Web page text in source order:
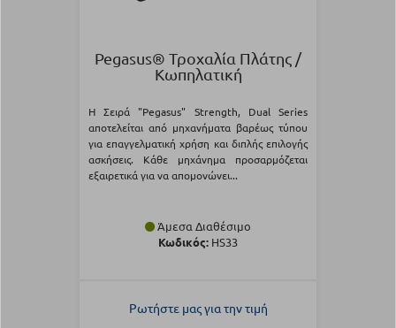
Pegasus® Τροχαλία Πλάτης /
Κωπηλατική
Η Σειρά "Pegasus" Strength, Dual Series
αποτελείται από μηχανήματα βαρέως τύπου
για επαγγελματική χρήση και διπλής επιλογής
ασκήσεις. Κάθε μηχάνημα προσαρμόζεται
εξαιρετικά για να απομονώνει...
Άμεσα Διαθέσιμο
Κωδικός: HS33
Ρωτήστε μας για την τιμή